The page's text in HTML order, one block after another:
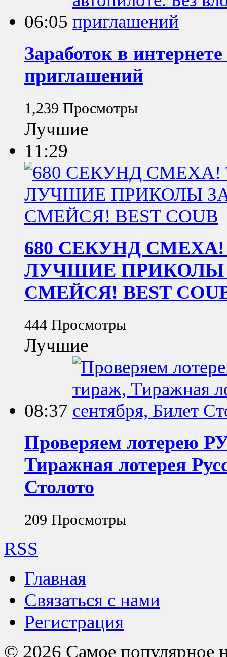
06:05
Заработок в
приглашений
1,239 Просмотры
Лучшие
11:29
680 СЕКУНД
ЛУЧШИЕ ПРИКОЛЫ
СМЕЙСЯ! BEST
444 Просмотры
Лучшие
08:37
Проверяем лотерею
Тиражная лотерея
Столото
209 Просмотры
RSS
Главная
Связаться с нами
Регистрация
© 2026 Самое популярное